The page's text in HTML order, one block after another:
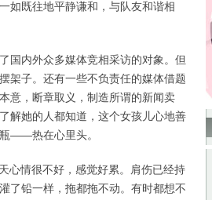
如既往地平静谦和，与队友和谐相
内外众多媒体竞相采访的对象。但
架子。还有一些不负责任的媒体借题
意，断章取义，制造所谓的新闻卖
解她的人都知道，这个女孩儿心地善
——热在心里头。
情很不好，感觉好累。肩伤已经持
了铅一样，拖都拖不动。有时都想不